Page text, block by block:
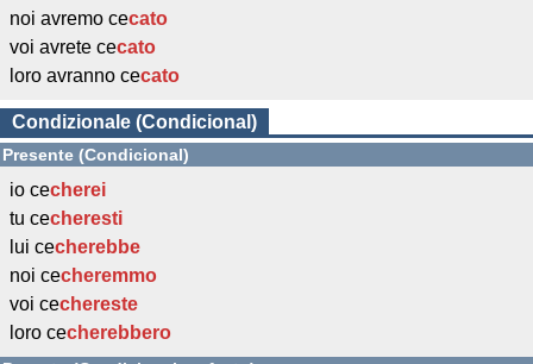
noi avremo cecato
voi avrete cecato
loro avranno cecato
Condizionale (Condicional)
Presente (Condicional)
io cecherei
tu cecheresti
lui cecherebbe
noi cecheremmo
voi cechereste
loro cecherebbero